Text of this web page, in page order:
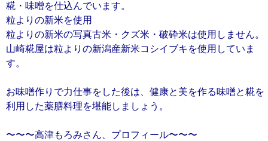
糀・味噌を仕込んでいます。
粒よりの新米を使用
粒よりの新米の写真古米・クズ米・破砕米は使用しません。
山崎糀屋は粒よりの新潟産新米コシイブキを使用していま
す。
お味噌作りで力仕事をした後は、健康と美を作る味噌と糀を
利用した薬膳料理を堪能しましょう。
〜〜〜高津もろみさん、プロフィール〜〜〜